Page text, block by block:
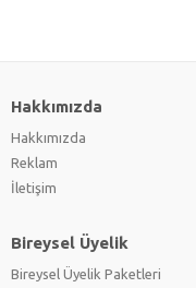
Hakkımızda
Hakkımızda
Reklam
İletişim
Bireysel Üyelik
Bireysel Üyelik Paketleri